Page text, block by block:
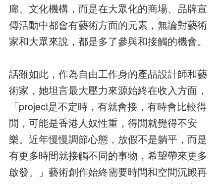
廊、文化機構，而是在大眾化的商場、品牌宣
傳活動中都會有藝術方面的元素，無論對藝術
家和大眾來說，都是多了參與和接觸的機會。
話雖如此，作為自由工作身的產品設計師和藝
術家，她坦言最大壓力來源始終在收入方面，
「project是不定時，有就會接，有時會比較得
閒，可能是香港人奴性重，得閒就覺得不安
樂。近年慢慢調節心態，放假不是躺平，而是
有更多時間就接觸不同的事物，希望帶來更多
啟發。」藝術創作始終需要時間和空間沉殿再